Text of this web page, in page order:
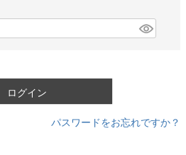
ログイン
パスワードをお忘れですか？